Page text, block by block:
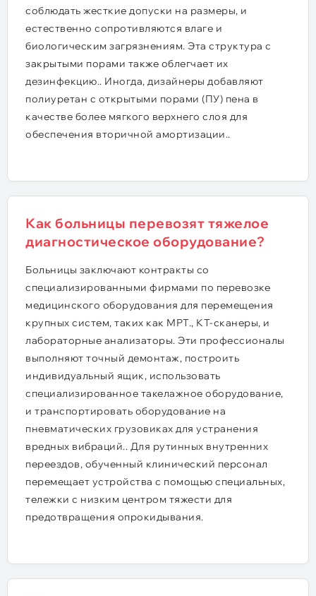
соблюдать жесткие допуски на размеры, и
естественно сопротивляются влаге и
биологическим загрязнениям. Эта структура с
закрытыми порами также облегчает их
дезинфекцию.. Иногда, дизайнеры добавляют
полиуретан с открытыми порами (ПУ) пена в
качестве более мягкого верхнего слоя для
обеспечения вторичной амортизации..
Как больницы перевозят тяжелое
диагностическое оборудование?
Больницы заключают контракты со
специализированными фирмами по перевозке
медицинского оборудования для перемещения
крупных систем, таких как МРТ., КТ-сканеры, и
лабораторные анализаторы. Эти профессионалы
выполняют точный демонтаж, построить
индивидуальный ящик, использовать
специализированное такелажное оборудование,
и транспортировать оборудование на
пневматических грузовиках для устранения
вредных вибраций.. Для рутинных внутренних
переездов, обученный клинический персонал
перемещает устройства с помощью специальных,
тележки с низким центром тяжести для
предотвращения опрокидывания.